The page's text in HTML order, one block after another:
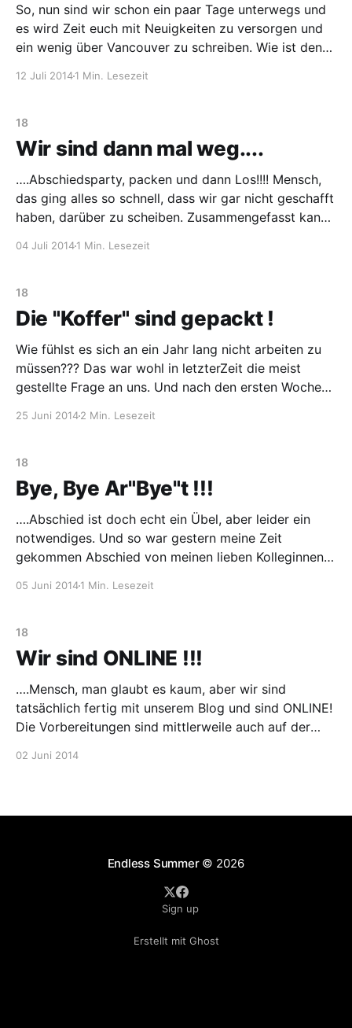
So, nun sind wir schon ein paar Tage unterwegs und
es wird Zeit euch mit Neuigkeiten zu versorgen und
ein wenig über Vancouver zu schreiben. Wie ist den
gekleideten Menschen auf den Straßen, bis hin
12 Juli 20141 Min. Lesezeit
18
Wir sind dann mal weg....
….Abschiedsparty, packen und dann Los!!!! Mensch,
das ging alles so schnell, dass wir gar nicht geschafft
haben, darüber zu scheiben. Zusammengefasst kann
vergessen hat wie
04 Juli 20141 Min. Lesezeit
18
Die "Koffer" sind gepackt !
Wie fühlst es sich an ein Jahr lang nicht arbeiten zu
müssen??? Das war wohl in letzterZeit die meist
gestellte Frage an uns. Und nach den ersten Wochen
25 Juni 20142 Min. Lesezeit
18
Bye, Bye Ar"Bye"t !!!
….Abschied ist doch echt ein Übel, aber leider ein
notwendiges. Und so war gestern meine Zeit
gekommen Abschied von meinen lieben Kolleginnen
Vorbereitungen, Mädels!! Und Danke an
05 Juni 20141 Min. Lesezeit
18
Wir sind ONLINE !!!
….Mensch, man glaubt es kaum, aber wir sind
tatsächlich fertig mit unserem Blog und sind ONLINE!
Die Vorbereitungen sind mittlerweile auch auf der
02 Juni 2014
Endless Summer© 2026
Sign up
Erstellt mit Ghost